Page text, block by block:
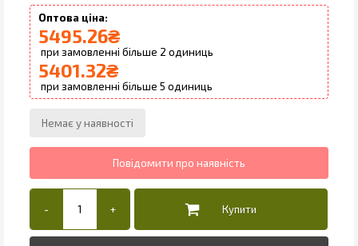
5495.26₴
2
5401.32₴
5